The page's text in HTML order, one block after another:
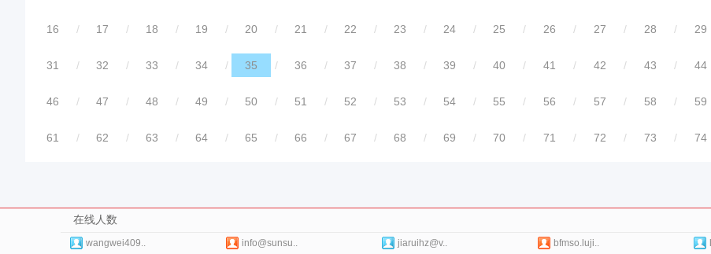
16 / 17 / 18 / 19 / 20 / 21 / 22 / 23 / 24 / 25 / 26 / 27 / 28 / 29
31 / 32 / 33 / 34 / 35 / 36 / 37 / 38 / 39 / 40 / 41 / 42 / 43 / 44
46 / 47 / 48 / 49 / 50 / 51 / 52 / 53 / 54 / 55 / 56 / 57 / 58 / 59
61 / 62 / 63 / 64 / 65 / 66 / 67 / 68 / 69 / 70 / 71 / 72 / 73 / 74
在线人数
wangwei409.. info@sunsu.. jiaruihz@v.. bfmso.luji..